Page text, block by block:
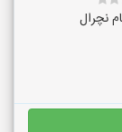
نچرال